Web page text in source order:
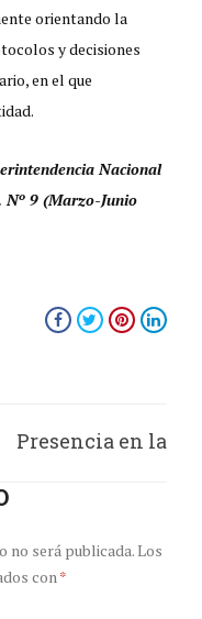
orientando la
y decisiones
en el que
Nacional
Nº 9 (Marzo-Junio
Presencia en la
olvidada
no será publicada.Los
con *